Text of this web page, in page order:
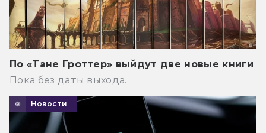
По «Тане Гроттер» выйдут две новые книги
Пока без даты выхода.
Новости